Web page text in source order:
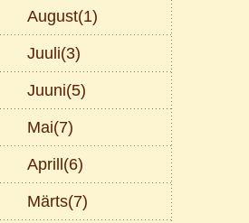
August(1)
Juuli(3)
Juuni(5)
Mai(7)
Aprill(6)
Märts(7)